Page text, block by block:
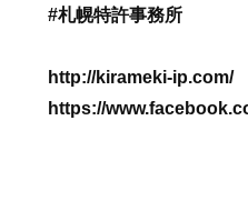
#札幌特許事務所
http://kirameki-ip.com/
https://